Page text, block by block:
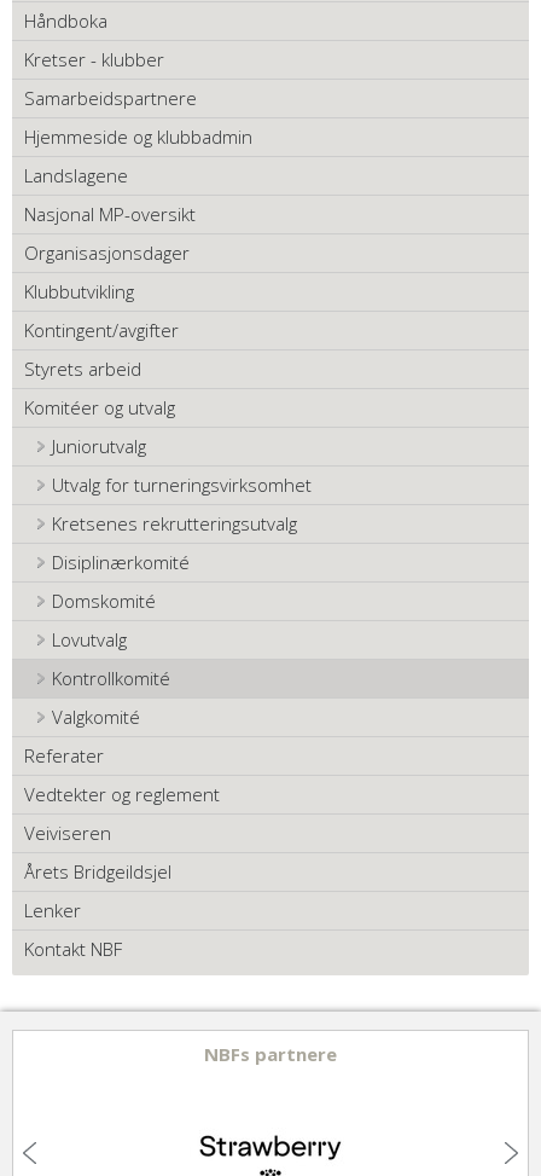
Håndboka
Kretser - klubber
Samarbeidspartnere
Hjemmeside og klubbadmin
Landslagene
Nasjonal MP-oversikt
Organisasjonsdager
Klubbutvikling
Kontingent/avgifter
Styrets arbeid
Komitéer og utvalg
Juniorutvalg
Utvalg for turneringsvirksomhet
Kretsenes rekrutteringsutvalg
Disiplinærkomité
Domskomité
Lovutvalg
Kontrollkomité
Valgkomité
Referater
Vedtekter og reglement
Veiviseren
Årets Bridgeildsjel
Lenker
Kontakt NBF
NBFs partnere